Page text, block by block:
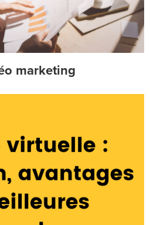
marketing